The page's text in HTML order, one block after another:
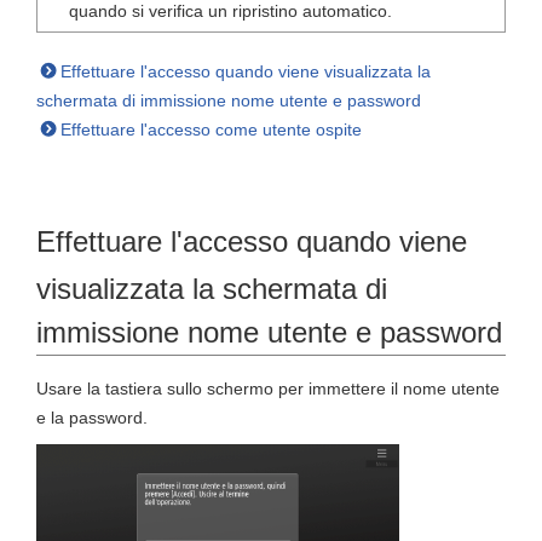
quando si verifica un ripristino automatico.
Effettuare l'accesso quando viene visualizzata la
schermata di immissione nome utente e password
Effettuare l'accesso come utente ospite
Effettuare l'accesso quando viene
visualizzata la schermata di
immissione nome utente e password
Usare la tastiera sullo schermo per immettere il nome utente
e la password.